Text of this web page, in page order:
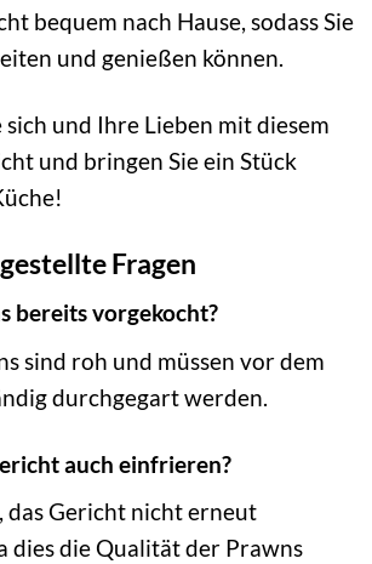
bequem nach Hause, sodass Sie
und genießen können.
und Ihre Lieben mit diesem
und bringen Sie ein Stück
Fragen
bereits vorgekocht?
sind roh und müssen vor dem
durchgegart werden.
auch einfrieren?
das Gericht nicht erneut
dies die Qualität der Prawns